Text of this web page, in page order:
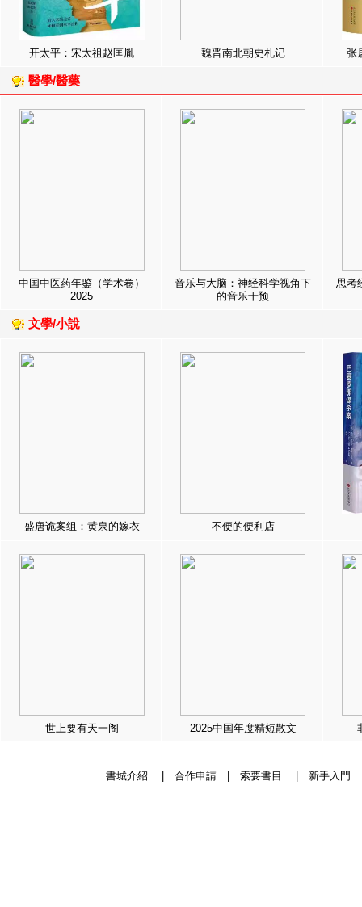
开太平：宋太祖赵匡胤 魏晋南北朝史札记 张
醫學/醫藥
中国中医药年鉴（学术卷）
2025
音乐与大脑：神经科学视角下
的音乐干预
思考
文學/小說
盛唐诡案组：黄泉的嫁衣 不便的便利店
世上要有天一阁 2025中国年度精短散文
書城介紹 合作申請| 索要書目 新手入門